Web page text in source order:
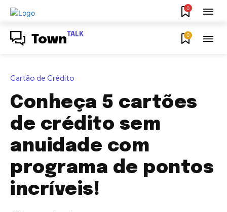
0
Town TALK 0
Cartão de Crédito
Conheça 5 cartões
de crédito sem
anuidade com
programa de pontos
incríveis!